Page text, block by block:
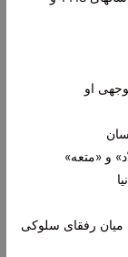
او
و «متعه»
میان رفقای سلوکی